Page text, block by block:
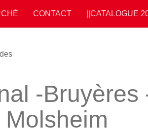
CONTACT ||CATALOGUE
-Bruyères